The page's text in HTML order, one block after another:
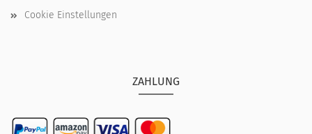
Cookie Einstellungen
ZAHLUNG